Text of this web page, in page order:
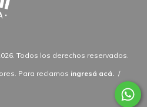
Todos los derechos reservados.
Para reclamos ingresá acá. /